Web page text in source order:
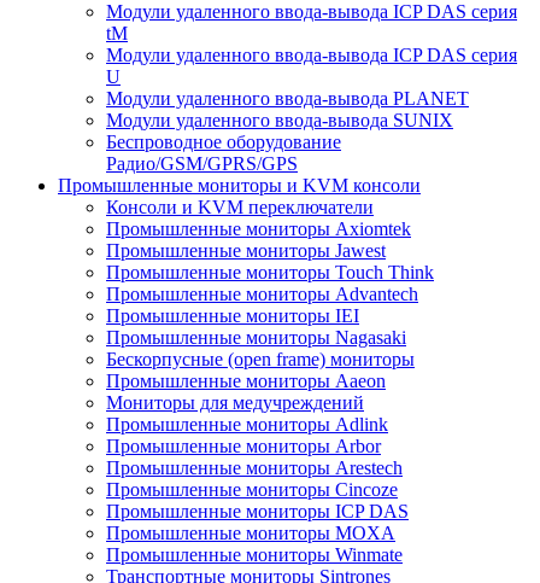
Модули удаленного ввода-вывода ICP DAS серия
tM
Модули удаленного ввода-вывода ICP DAS серия
U
Модули удаленного ввода-вывода PLANET
Модули удаленного ввода-вывода SUNIX
Беспроводное оборудование
Радио/GSM/GPRS/GPS
Промышленные мониторы и KVM консоли
Консоли и KVM переключатели
Промышленные мониторы Axiomtek
Промышленные мониторы Jawest
Промышленные мониторы Touch Think
Промышленные мониторы Advantech
Промышленные мониторы IEI
Промышленные мониторы Nagasaki
Бескорпусные (open frame) мониторы
Промышленные мониторы Aaeon
Мониторы для медучреждений
Промышленные мониторы Adlink
Промышленные мониторы Arbor
Промышленные мониторы Arestech
Промышленные мониторы Cincoze
Промышленные мониторы ICP DAS
Промышленные мониторы MOXA
Промышленные мониторы Winmate
Транспортные мониторы Sintrones